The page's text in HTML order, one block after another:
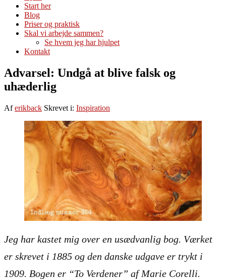
Start her
Blog
Priser og praktisk
Skal vi arbejde sammen?
Se hvem jeg har hjulpet
Kontakt
Advarsel: Undgå at blive falsk og
uhæderlig
Aferikback Skrevet i: Inspiration
Jeg har kastet mig over en usædvanlig bog. Værket
er skrevet i 1885 og den danske udgave er trykt i
1909. Bogen er “To Verdener” af Marie Corelli.